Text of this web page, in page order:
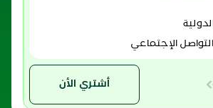
التواصل الإجتماعي
أشتري الأن